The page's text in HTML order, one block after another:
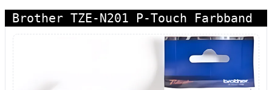
Brother TZE-N201 P-Touch Farbband